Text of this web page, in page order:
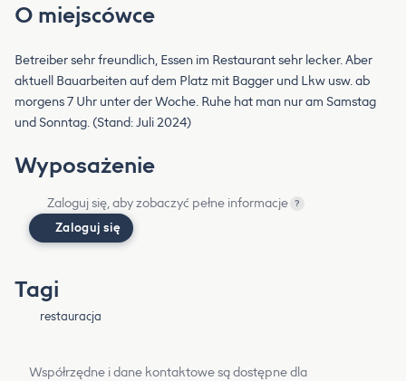
O miejscówce
Betreiber sehr freundlich, Essen im Restaurant sehr lecker. Aber
aktuell Bauarbeiten auf dem Platz mit Bagger und Lkw usw. ab
morgens 7 Uhr unter der Woche. Ruhe hat man nur am Samstag
und Sonntag. (Stand: Juli 2024)
Wyposażenie
Zaloguj się, aby zobaczyć pełne informacje ?
Zaloguj się
Tagi
restauracja
Współrzędne i dane kontaktowe są dostępne dla